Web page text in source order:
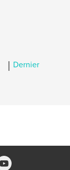
| Dernier